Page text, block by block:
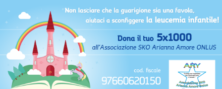
contenuto